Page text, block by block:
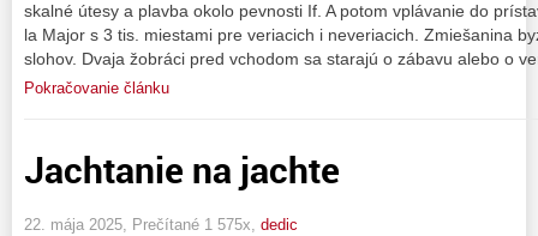
skalné útesy a plavba okolo pevnosti If. A potom vplávanie do
la Major s 3 tis. miestami pre veriacich i neveriacich. Zmiešanina
slohov. Dvaja žobráci pred vchodom sa starajú o zábavu alebo o
Pokračovanie článku
Jachtanie na jachte
22. mája 2025, Prečítané 1 575x, dedic